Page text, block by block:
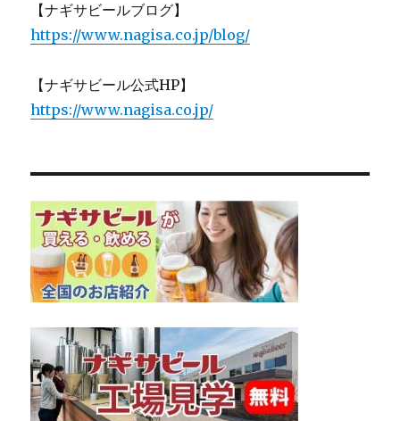
【ナギサビールブログ】
https://www.nagisa.co.jp/blog/
【ナギサビール公式HP】
https://www.nagisa.co.jp/